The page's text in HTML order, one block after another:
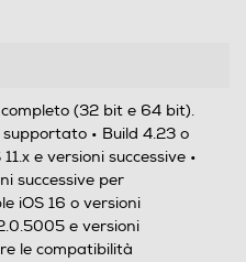
completo (32 bit e 64 bit).
• Build 4.23 o
e versioni successive •
successive per
iOS 16 o versioni
e versioni
le compatibilità